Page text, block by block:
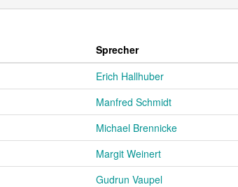
Sprecher
Erich Hallhuber
Manfred Schmidt
Michael Brennicke
Margit Weinert
Gudrun Vaupel